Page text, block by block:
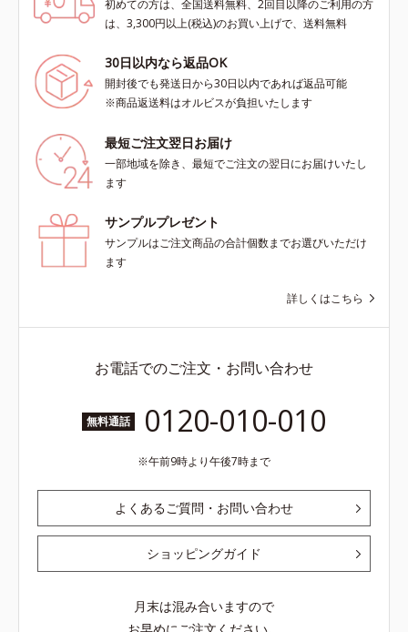
初めての方は、全国送料無料、2回目以降のご利用の方
は、3,300円以上(税込)のお買い上げで、送料無料
30日以内なら返品OK
開封後でも発送日から30日以内であれば返品可能
※商品返送料はオルビスが負担いたします
最短ご注文翌日お届け
一部地域を除き、最短でご注文の翌日にお届けいたし
ます
サンプルプレゼント
サンプルはご注文商品の合計個数までお選びいただけ
ます
詳しくはこちら
お電話でのご注文・お問い合わせ
無料通話 0120-010-010
午前9時より午後7時まで
よくあるご質問・お問い合わせ
ショッピングガイド
月末は混み合いますので